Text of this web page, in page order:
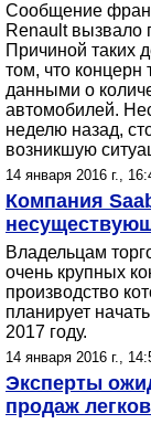
Сообщение
Renault вызвало
Причиной таких
том, что концерн
данными о
автомобилей.
неделю назад,
возникшую
14 января 2016 г.,
Компания
Владельцам
очень крупных
производство
планирует
2017 году.
14 января 2016 г.,
Эксперты
продаж